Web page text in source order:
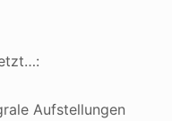
Aufstellungen